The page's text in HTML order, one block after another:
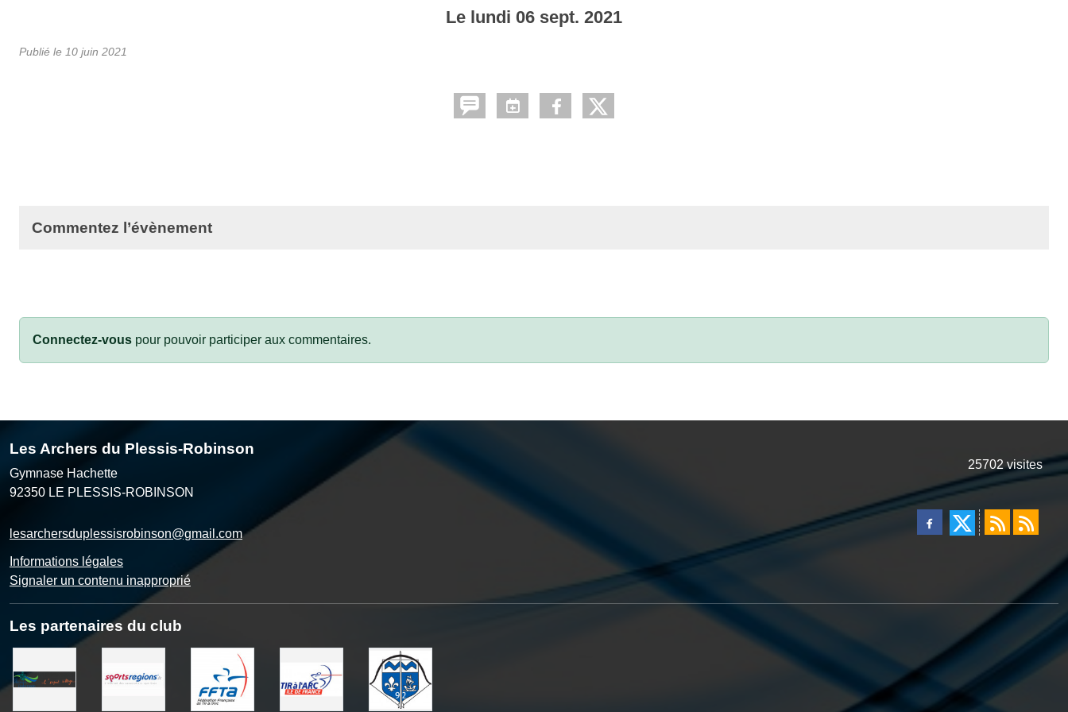
Le lundi 06 sept. 2021
Publié le 10 juin 2021
Commentez l’évènement
Connectez-vous pour pouvoir participer aux commentaires.
Les Archers du Plessis-Robinson
Gymnase Hachette
92350 LE PLESSIS-ROBINSON
lesarchersduplessisrobinson@gmail.com
Informations légales
Signaler un contenu inapproprié
25702 visites
Les partenaires du club